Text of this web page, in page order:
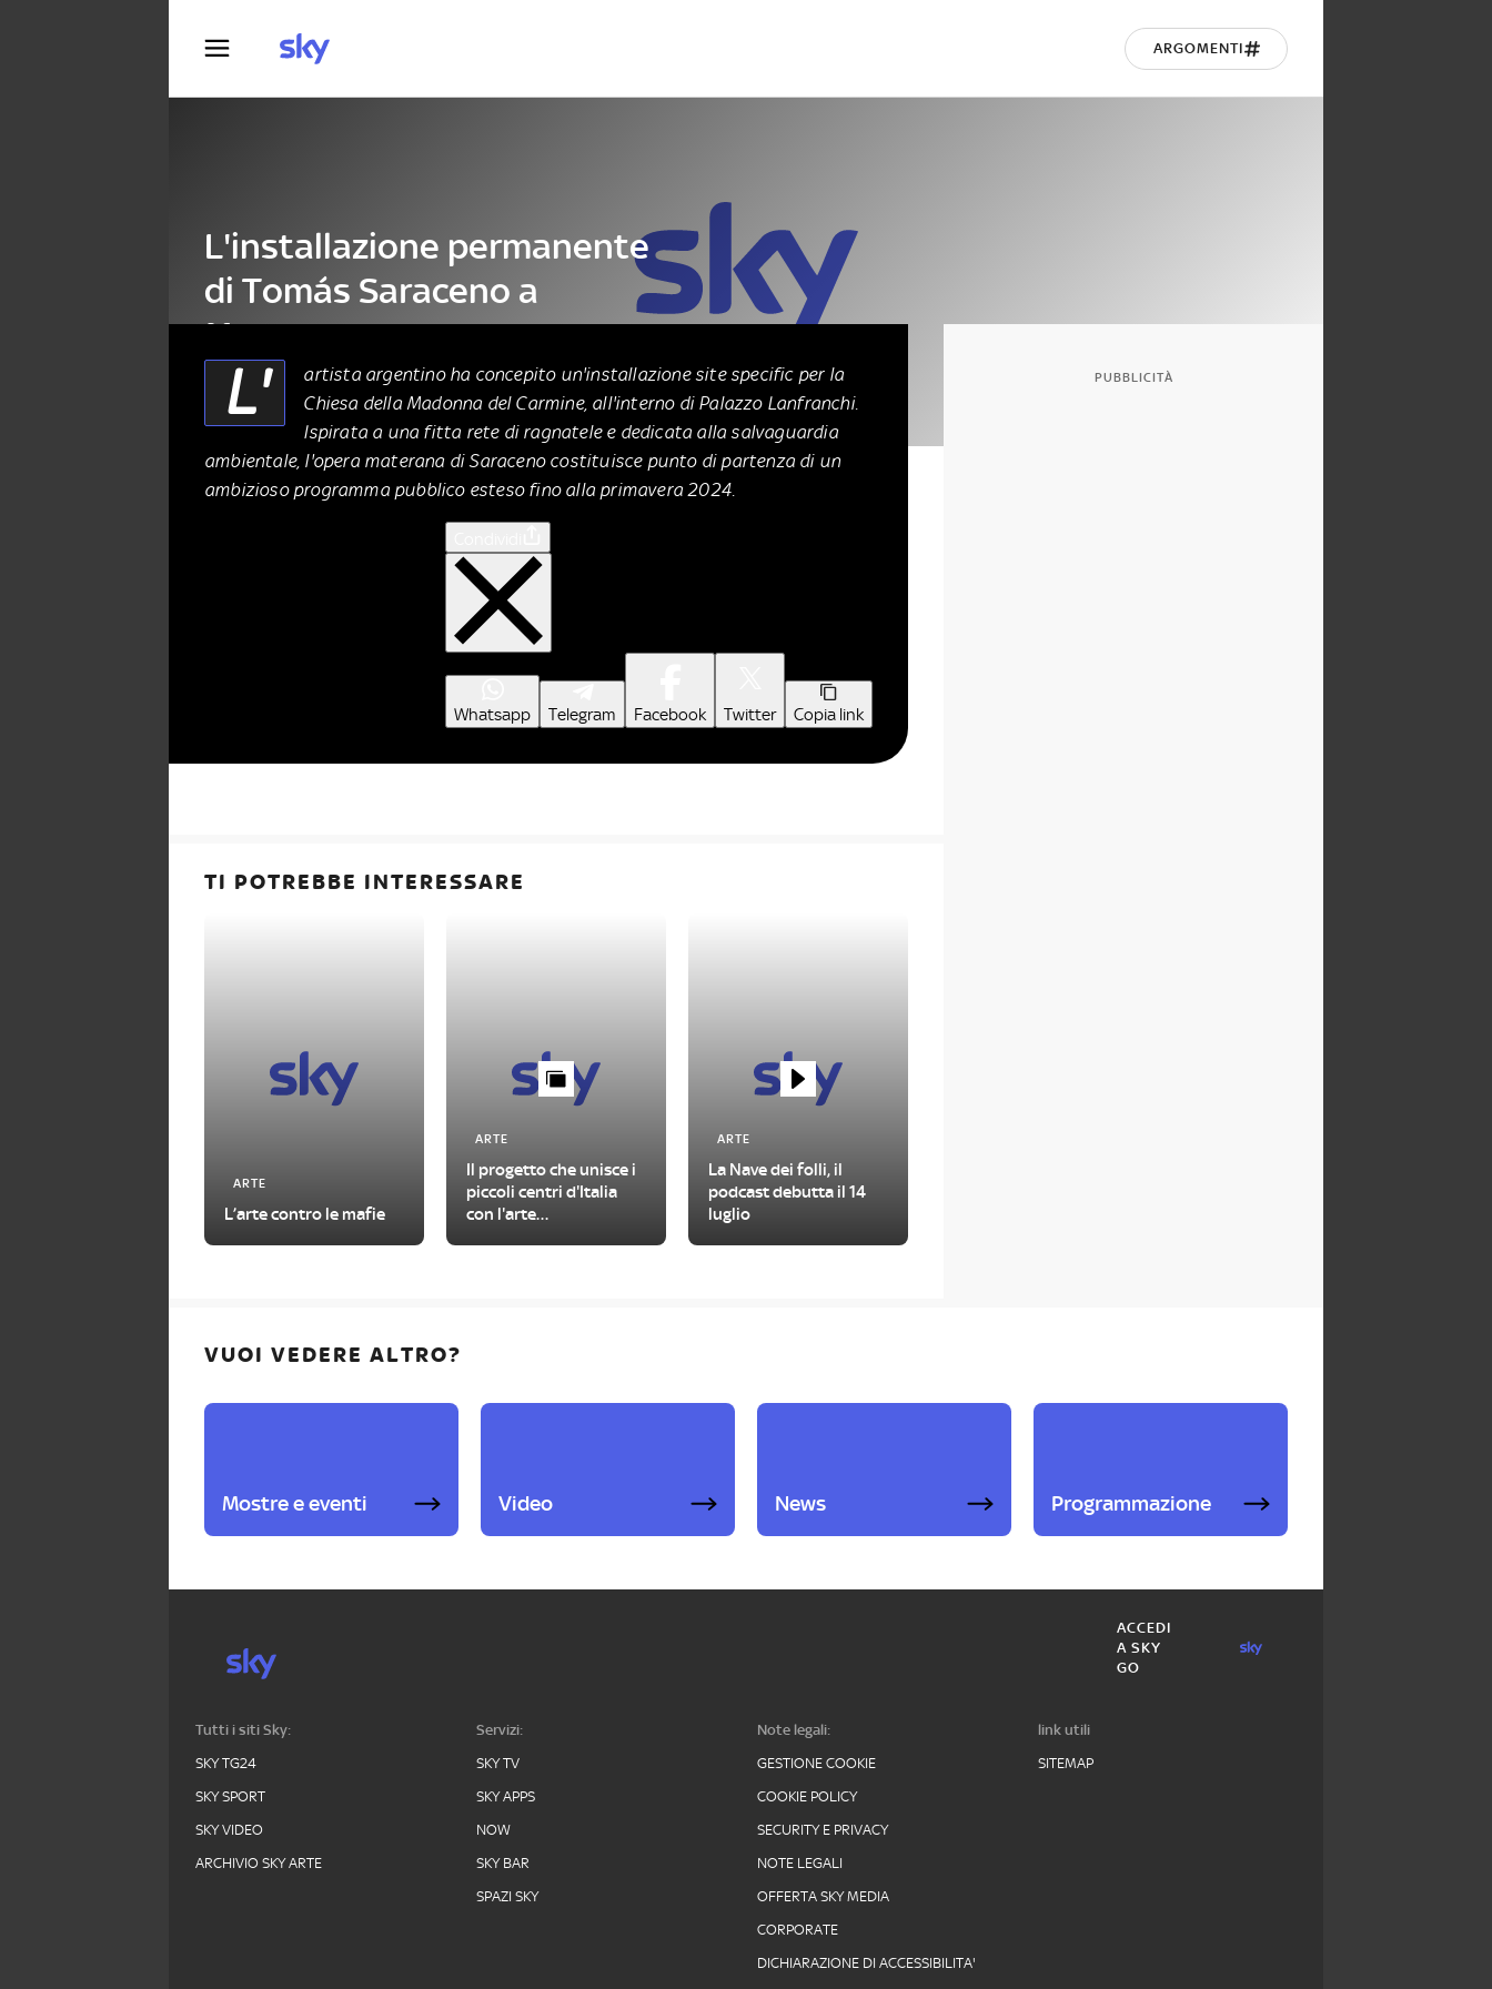
ARGOMENTI
L'installazione permanente
di Tomás Saraceno a
Matera
ARTE 29 Novembre 2023
L'
artista argentino ha concepito un'installazione site specific per la
Chiesa della Madonna del Carmine, all'interno di Palazzo Lanfranchi.
Ispirata a una fitta rete di ragnatele e dedicata alla salvaguardia
ambientale, l'opera materana di Saraceno costituisce punto di partenza di un
ambizioso programma pubblico esteso fino alla primavera 2024.
Whatsapp Telegram Facebook Twitter Copia link
TI POTREBBE INTERESSARE
ARTE
L’arte contro le mafie
ARTE
Il progetto che unisce i
piccoli centri d'Italia
con l'arte
ARTE
La Nave dei folli, il
podcast debutta il 14
luglio
PUBBLICITÀ
VUOI VEDERE ALTRO?
Mostre e eventi Video News Programmazione
ACCEDI
A SKY
GO
Tutti i siti Sky:
SKY TG24
SKY SPORT
SKY VIDEO
ARCHIVIO SKY ARTE
Servizi:
SKY TV
SKY APPS
NOW
SKY BAR
SPAZI SKY
Note legali:
GESTIONE COOKIE
COOKIE POLICY
SECURITY E PRIVACY
NOTE LEGALI
OFFERTA SKY MEDIA
CORPORATE
DICHIARAZIONE DI ACCESSIBILITA'
link utili
SITEMAP